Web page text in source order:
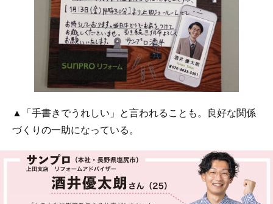
▲「手書きでうれしい」と言われることも。良好な関係
づくりの一助になっている。